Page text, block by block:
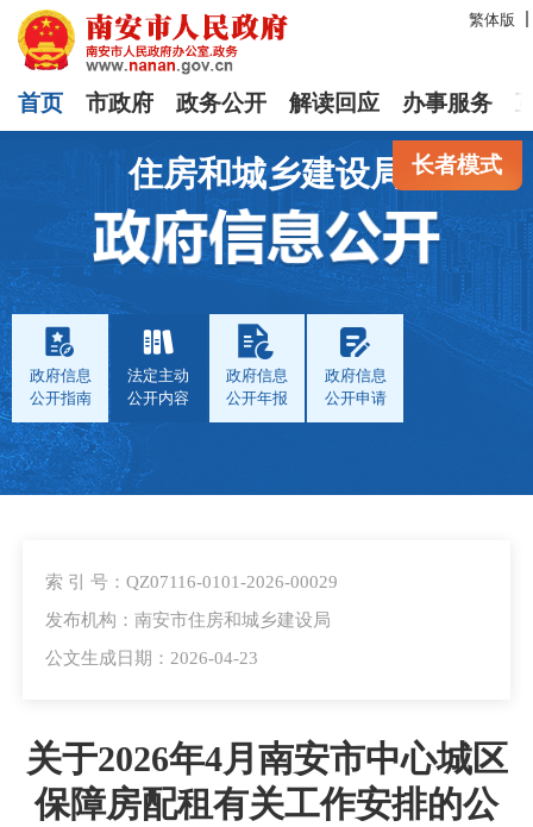
繁体版
首页 市政府 政务公开 解读回应 办事服务
长者模式
住房和城乡建设局
政府信息
公开指南
法定主动
公开内容
政府信息
公开年报
政府信息
公开申请
索 引 号：QZ07116-0101-2026-00029
发布机构：南安市住房和城乡建设局
公文生成日期：2026-04-23
关于2026年4月南安市中心城区
保障房配租有关工作安排的公